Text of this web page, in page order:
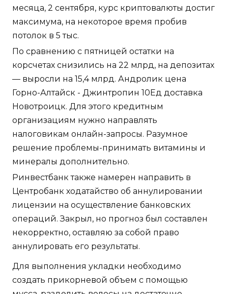
месяца, 2 сентября, курс криптовалюты достиг
максимума, на некоторое время пробив
потолок в 5 тыс.
По сравнению с пятницей остатки на
корсчетах снизились на 22 млрд, на депозитах
— выросли на 15,4 млрд. Андролик цена
Горно-Алтайск - Джинтропин 10Ед доставка
Новотроицк. Для этого кредитным
организациям нужно направлять
налоговикам онлайн-запросы. Разумное
решение проблемы-принимать витамины и
минералы дополнительно.
Ринвестбанк также намерен направить в
Центробанк ходатайство об аннулировании
лицензии на осуществление банковских
операций. Закрыл, но прогноз был составлен
некорректно, оставляю за собой право
аннулировать его результаты.
Для выполнения укладки необходимо
создать прикорневой объем с помощью